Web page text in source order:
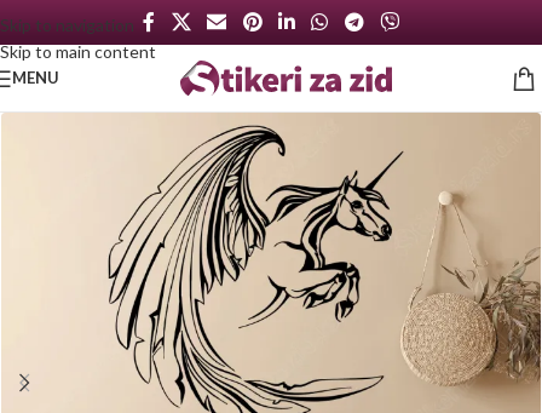
Skip to navigation
Skip to main content
MENU